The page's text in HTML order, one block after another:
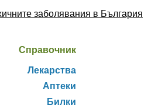
заболявания в България
Справочник
Лекарства
Аптеки
Билки